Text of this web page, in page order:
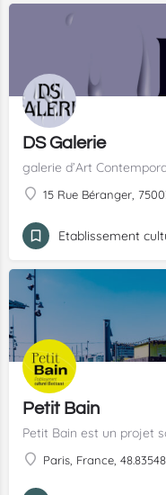
DS Galerie
galerie d’Art
15 Rue Béranger,
Etablissement
Petit Bain
Paris, France,